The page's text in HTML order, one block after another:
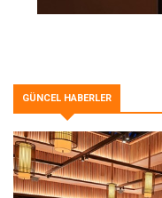
GÜNCEL HABERLER